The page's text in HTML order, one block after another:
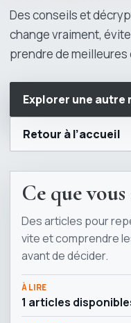
Des conseils et
change vraiment,
prendre de meilleures
Explorer une autre
Retour à l’accueil
Ce que
Des articles pour
vite et comprendre
avant de décider.
À LIRE
1 articles